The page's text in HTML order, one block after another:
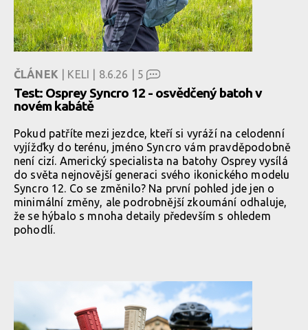
ČLÁNEK | KELI | 8.6.26 | 5
Test: Osprey Syncro 12 - osvědčený batoh v
novém kabátě
Pokud patříte mezi jezdce, kteří si vyráží na celodenní
vyjížďky do terénu, jméno Syncro vám pravděpodobně
není cizí. Americký specialista na batohy Osprey vysílá
do světa nejnovější generaci svého ikonického modelu
Syncro 12. Co se změnilo? Na první pohled jde jen o
minimální změny, ale podrobnější zkoumání odhaluje,
že se hýbalo s mnoha detaily především s ohledem
pohodlí.